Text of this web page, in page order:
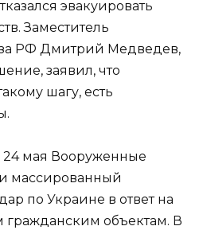
эвакуировать
Заместитель
РФ Дмитрий Медведев,
заявил, что
шагу, есть
мая Вооруженные
массированный
по Украине в ответ на
гражданским объектам. В